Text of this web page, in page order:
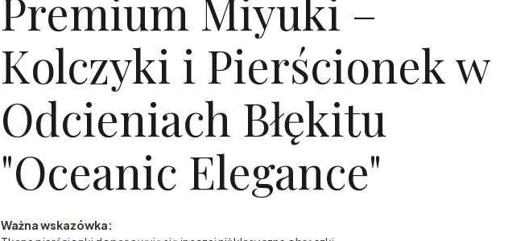
Kolczyki i Pierścionek w
Odcieniach Błękitu
"Oceanic Elegance"
Ważna wskazówka: